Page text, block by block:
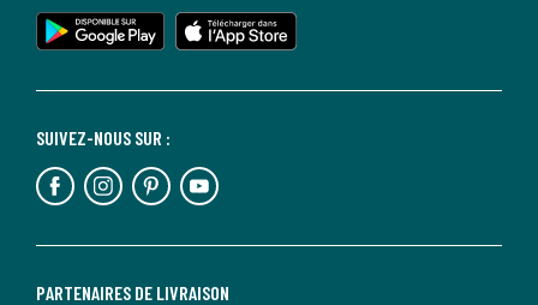
PARTENAIRES DE LIVRAISON
SUIVEZ-NOUS SUR :